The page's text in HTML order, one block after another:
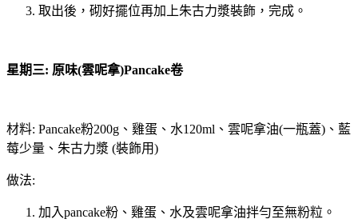
取出後，砌好擺位再加上朱古力漿裝飾，完成。
星期三: 原味(雲呢拿)Pancake卷
材料: Pancake粉200g、雞蛋、水120ml、雲呢拿油(一瓶蓋)、藍
莓少量、朱古力漿 (裝飾用)
做法:
加入pancake粉、雞蛋、水及雲呢拿油拌勻至無粉粒。